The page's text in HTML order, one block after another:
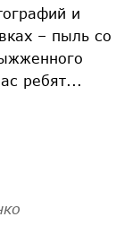
и
– пыль со
ребят...